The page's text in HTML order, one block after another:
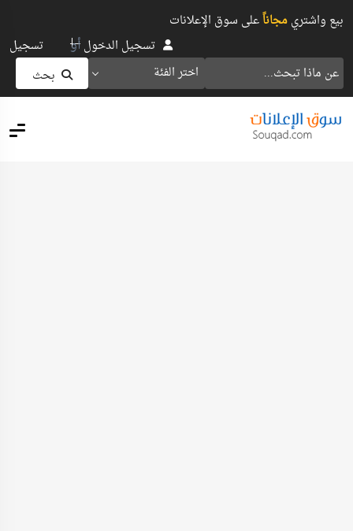
بيع واشتريمجاناًعلى سوق الإعلانات
اختر الفئة بحث
تسجيل الدخولأو تسجيل